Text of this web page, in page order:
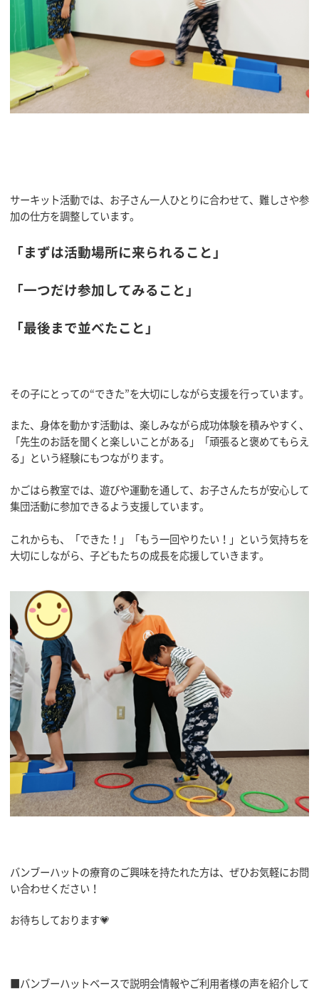
サーキット活動では、お子さん一人ひとりに合わせて、難しさや参
加の仕方を調整しています。
「まずは活動場所に来られること」
「一つだけ参加してみること」
「最後まで並べたこと」
その子にとっての“できた”を大切にしながら支援を行っています。
また、身体を動かす活動は、楽しみながら成功体験を積みやすく、
「先生のお話を聞くと楽しいことがある」「頑張ると褒めてもらえ
る」という経験にもつながります。
かごはら教室では、遊びや運動を通して、お子さんたちが安心して
集団活動に参加できるよう支援しています。
これからも、「できた！」「もう一回やりたい！」という気持ちを
大切にしながら、子どもたちの成長を応援していきます。
バンブーハットの療育のご興味を持たれた方は、ぜひお気軽にお問
い合わせください！
お待ちしております💗
■バンブーハットベースで説明会情報やご利用者様の声を紹介して